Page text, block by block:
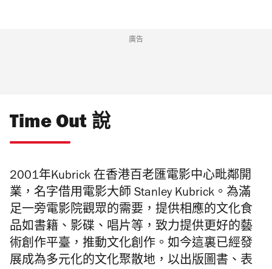
廣告
Time Out 說
2001年Kubrick 在香港百老匯電影中心毗鄰開
業，名字借用電影大師 Stanley Kubrick。為滿
足一旁電影院觀眾的需要，提供相應的文化食
品如書籍、影碟、唱片等，致力提供更好的藝
術創作平臺，推動文化創作。如今這裏已經發
展成為多元化的文化聚散地，以出版圖書、表